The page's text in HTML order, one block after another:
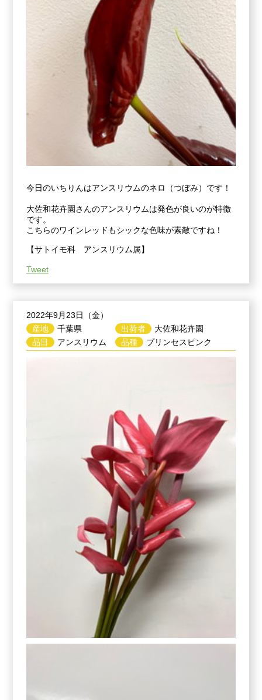
今日のいちりんはアンスリウムのネロ（つぼみ）です！
大佐和花卉園さんのアンスリウムは発色が良いのが特徴
です。
こちらのワインレッドもシックな色味が素敵ですね！
【サトイモ科 アンスリウム属】
Tweet
2022年9月23日（金）
産地
千葉県
品目
アンスリウム
出荷者
大佐和花卉園
品種
プリンセスピンク